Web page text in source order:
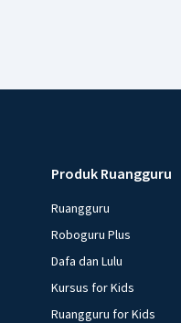
Produk Ruangguru
Ruangguru
Roboguru Plus
Dafa dan Lulu
Kursus for Kids
Ruangguru for Kids